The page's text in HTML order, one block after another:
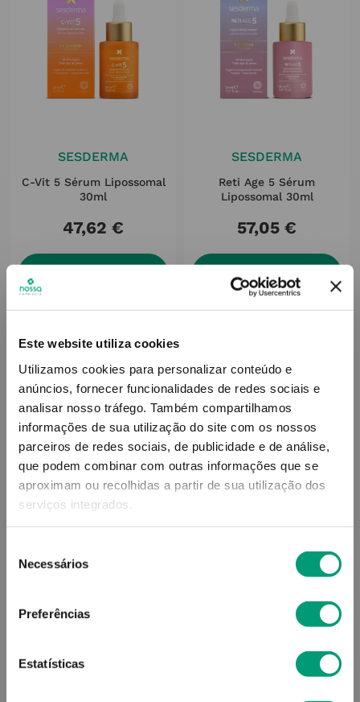
Este website utiliza cookies
Utilizamos cookies para personalizar conteúdo e
anúncios, fornecer funcionalidades de redes sociais e
analisar nosso tráfego. Também compartilhamos
informações de sua utilização do site com os nossos
parceiros de redes sociais, de publicidade e de análise,
que podem combinar com outras informações que se
aproximam ou recolhidas a partir de sua utilização dos
serviços integrados.
Necessários
Preferências
Estatísticas
SESDERMA
C-Vit 5 Sérum Lipossomal
30ml
47,62 €
SESDERMA
Reti Age 5 Sérum
Lipossomal 30ml
57,05 €
Benzac 5 50 Mg/g
Cerave Blemish Control
ADICIONAR